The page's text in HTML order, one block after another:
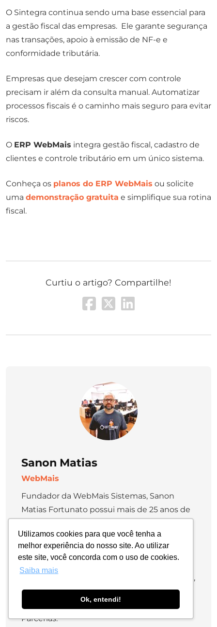
Utilizamos cookies para que você tenha a
melhor experiência do nosso site. Ao utilizar
este site, você concorda com o uso de cookies.
Saiba mais
Ok, entendi!
O Sintegra continua sendo uma base essencial para
a gestão fiscal das empresas. Ele garante segurança
nas transações, apoio à emissão de NF-e e
conformidade tributária.
Empresas que desejam crescer com controle
precisam ir além da consulta manual. Automatizar
processos fiscais é o caminho mais seguro para evitar
riscos.
O ERP WebMais integra gestão fiscal, cadastro de
clientes e controle tributário em um único sistema.
Conheça os planos do ERP WebMais ou solicite
uma demonstração gratuita e simplifique sua rotina
fiscal.
Curtiu o artigo? Compartilhe!
Sanon Matias
WebMais
Fundador da WebMais Sistemas, Sanon
Matias Fortunato possui mais de 25 anos de
tecnologias e gestão empresarial, com
ênfase em Indústria e Distribuição. Profundo
conhecedor da área comercial, Funil de
vendas, CRM, Indicadores, Mídias Pagas, SEO,
Inbound Marketing, Adwords, FacebookAds,
Rede Sociais, Sucesso de Cliente e Canais de
Parcerias.